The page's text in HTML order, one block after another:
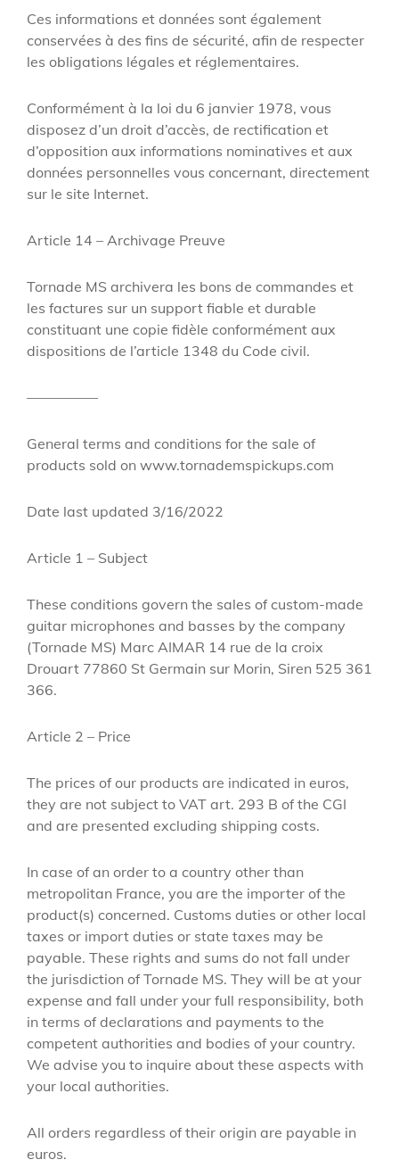
Ces informations et données sont également
conservées à des fins de sécurité, afin de respecter
les obligations légales et réglementaires.
Conformément à la loi du 6 janvier 1978, vous
disposez d’un droit d’accès, de rectification et
d’opposition aux informations nominatives et aux
données personnelles vous concernant, directement
sur le site Internet.
Article 14 – Archivage Preuve
Tornade MS archivera les bons de commandes et
les factures sur un support fiable et durable
constituant une copie fidèle conformément aux
dispositions de l’article 1348 du Code civil.
—————
General terms and conditions for the sale of
products sold on www.tornademspickups.com
Date last updated 3/16/2022
Article 1 – Subject
These conditions govern the sales of custom-made
guitar microphones and basses by the company
(Tornade MS) Marc AIMAR 14 rue de la croix
Drouart 77860 St Germain sur Morin, Siren 525 361
366.
Article 2 – Price
The prices of our products are indicated in euros,
they are not subject to VAT art. 293 B of the CGI
and are presented excluding shipping costs.
In case of an order to a country other than
metropolitan France, you are the importer of the
product(s) concerned. Customs duties or other local
taxes or import duties or state taxes may be
payable. These rights and sums do not fall under
the jurisdiction of Tornade MS. They will be at your
expense and fall under your full responsibility, both
in terms of declarations and payments to the
competent authorities and bodies of your country.
We advise you to inquire about these aspects with
your local authorities.
All orders regardless of their origin are payable in
euros.